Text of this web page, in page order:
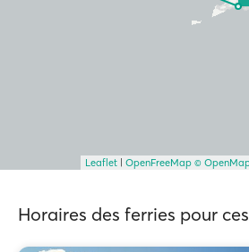
Leaflet OpenFreeMap ©
Horaires des ferries pour